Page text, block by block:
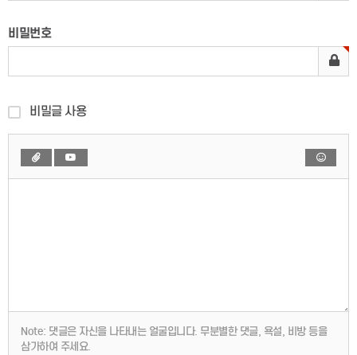
비밀번호
비밀글 사용
Note: 댓글은 자신을 나타내는 얼굴입니다. 무분별한 댓글, 욕설, 비방 등을
삼가하여 주세요.